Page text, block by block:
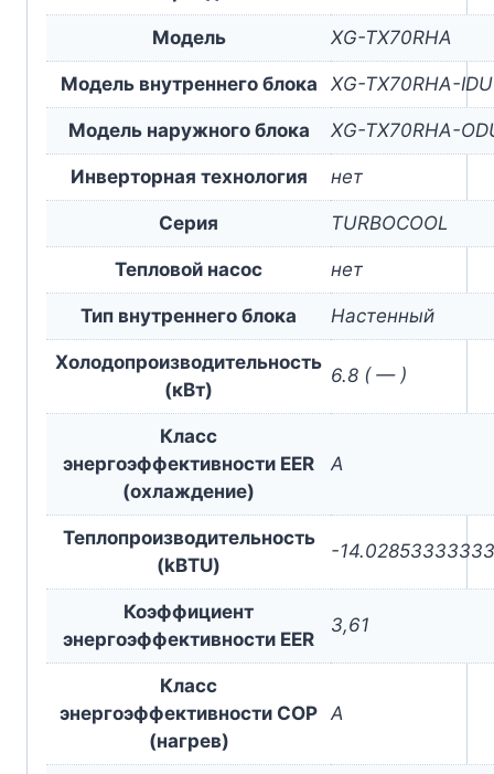
Модель XG-TX70RHA
Модель внутреннего блока XG-TX70RHA-IDU
Модель наружного блока XG-TX70RHA-
Инверторная технология нет
Серия TURBOCOOL
Тепловой насос нет
Тип внутреннего блока Настенный
Холодопроизводительность
(кВт)
6.8 ( — )
Класс
энергоэффективности EER
(охлаждение)
A
Теплопроизводительность
(kBTU)
-
Коэффициент
энергоэффективности EER
3,61
Класс
энергоэффективности COP
(нагрев)
A